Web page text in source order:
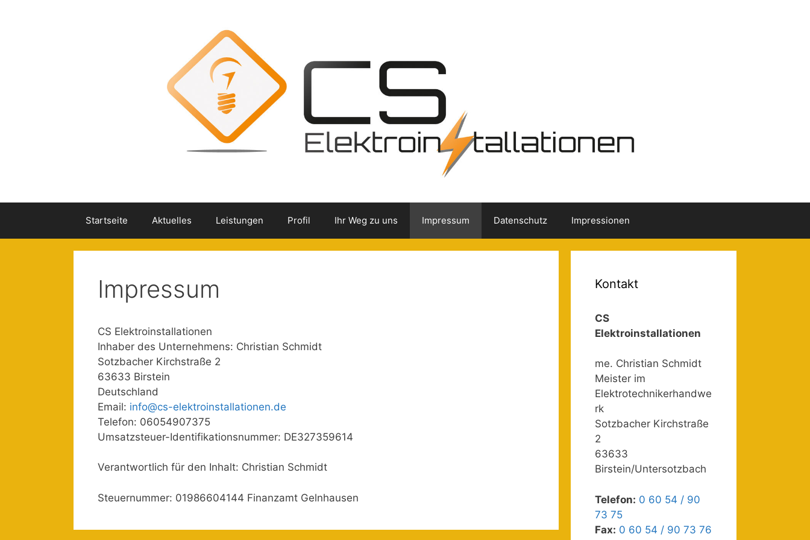
Startseite Aktuelles Leistungen Profil Ihr Weg zu uns Impressum Datenschutz Impressionen
Impressum
CS Elektroinstallationen
Inhaber des Unternehmens: Christian Schmidt
Sotzbacher Kirchstraße 2
63633 Birstein
Deutschland
Email: info@cs-elektroinstallationen.de
Telefon: 06054907375
Umsatzsteuer-Identifikationsnummer: DE327359614
Verantwortlich für den Inhalt: Christian Schmidt
Steuernummer: 01986604144 Finanzamt Gelnhausen
Kontakt
CS
Elektroinstallationen
me. Christian Schmidt
Meister im
Elektrotechnikerhandwe
rk
Sotzbacher Kirchstraße
2
63633
Birstein/Untersotzbach
Telefon: 0 60 54 / 90
73 75
Fax: 0 60 54 / 90 73 76